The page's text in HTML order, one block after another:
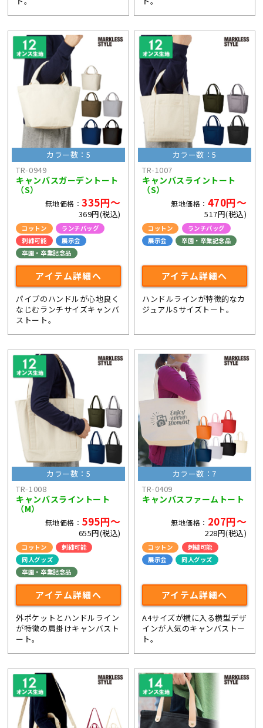
カラー数：5
TR-0949
キャンバスガーデントート
（S）
無地価格：335円～
369円(税込)
コットン
ランチバッグ
刺繍可能
展示会
卒園・卒業記念品
アイテム詳細へ
パイプのハンドルが心地良く
なじむランチサイズキャンバ
ストート。
カラー数：5
TR-1007
キャンバスライントート
（S）
無地価格： 470円～
517円(税込)
コットン
ランチバッグ
展示会
卒園・卒業記念品
アイテム詳細へ
ハンドルラインが特徴的なカ
ジュアルSサイズトート。
カラー数：5
TR-1008
キャンバスライントート
（M）
無地価格： 595円～
655円(税込)
コットン
刺繍可能
同人グッズ
卒園・卒業記念品
アイテム詳細へ
外ポケットとハンドルライン
が特徴の肩掛けキャンバスト
ート。
カラー数：7
TR-0409
キャンバスファームトート
無地価格： 207円～
228円(税込)
コットン
刺繍可能
展示会
同人グッズ
アイテム詳細へ
A4サイズが横に入る横型デザ
インが人気のキャンバストー
ト。